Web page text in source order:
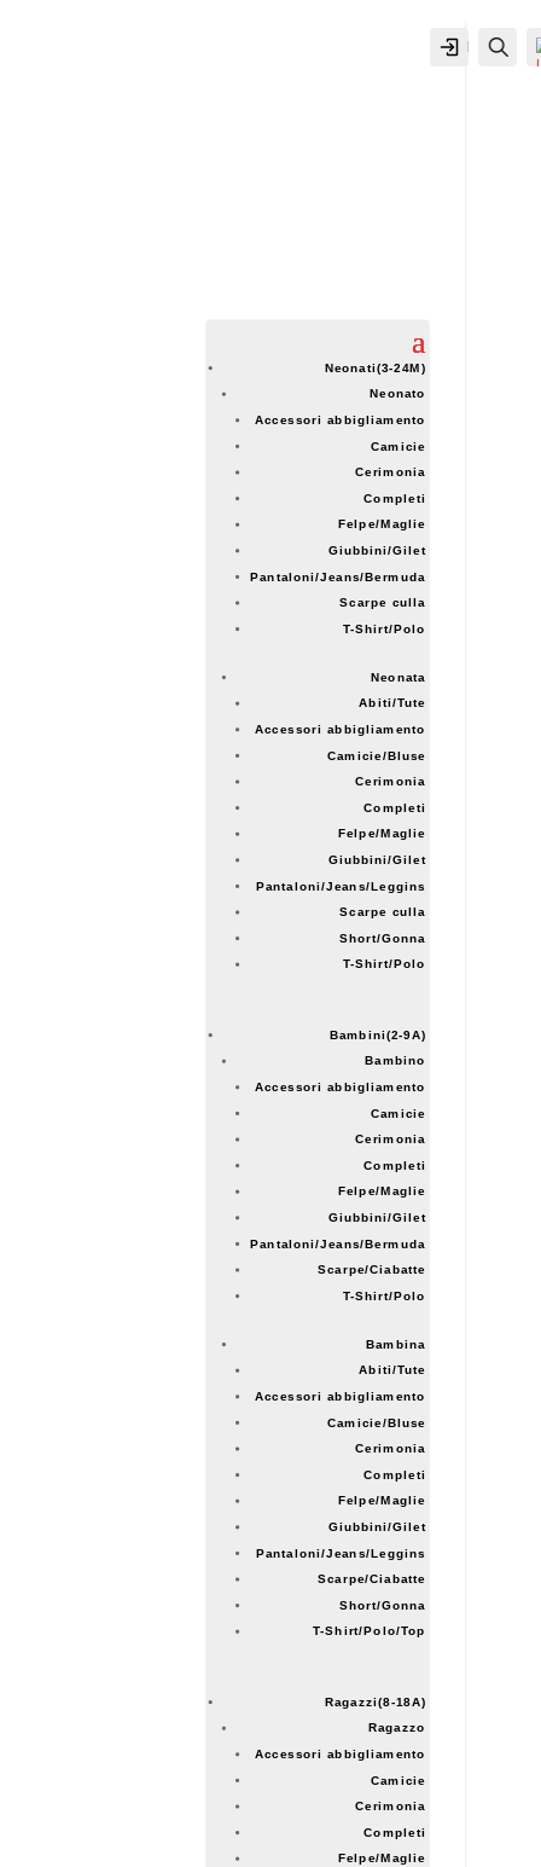
Neonati(3-24M)
Neonato
Accessori abbigliamento
Camicie
Cerimonia
Completi
Felpe/Maglie
Giubbini/Gilet
Pantaloni/Jeans/Bermuda
Scarpe culla
T-Shirt/Polo
Neonata
Abiti/Tute
Accessori abbigliamento
Camicie/Bluse
Cerimonia
Completi
Felpe/Maglie
Giubbini/Gilet
Pantaloni/Jeans/Leggins
Scarpe culla
Short/Gonna
T-Shirt/Polo
Bambini(2-9A)
Bambino
Accessori abbigliamento
Camicie
Cerimonia
Completi
Felpe/Maglie
Giubbini/Gilet
Pantaloni/Jeans/Bermuda
Scarpe/Ciabatte
T-Shirt/Polo
Bambina
Abiti/Tute
Accessori abbigliamento
Camicie/Bluse
Cerimonia
Completi
Felpe/Maglie
Giubbini/Gilet
Pantaloni/Jeans/Leggins
Scarpe/Ciabatte
Short/Gonna
T-Shirt/Polo/Top
Ragazzi(8-18A)
Ragazzo
Accessori abbigliamento
Camicie
Cerimonia
Completi
Felpe/Maglie
IL MIO
ACCOUNT